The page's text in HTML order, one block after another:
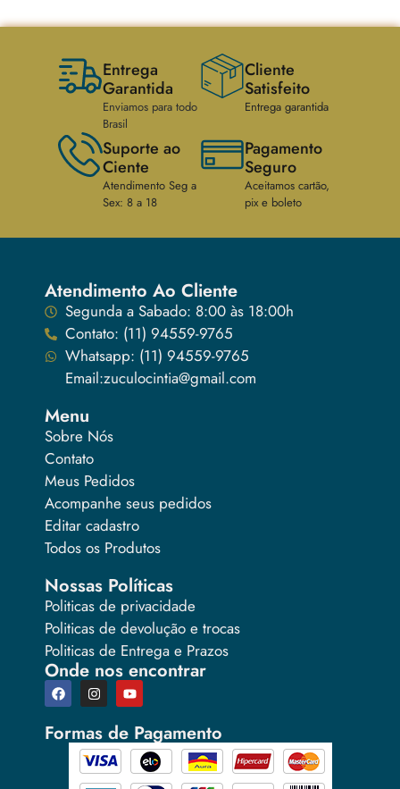
Entrega
Garantida
Enviamos para todo
Brasil
Cliente
Satisfeito
Entrega garantida
Suporte ao
Ciente
Atendimento Seg a
Sex: 8 a 18
Pagamento
Seguro
Aceitamos cartão,
pix e boleto
Atendimento Ao Cliente
Segunda a Sabado: 8:00 às 18:00h
Contato: (11) 94559-9765
Whatsapp: (11) 94559-9765
Email:zuculocintia@gmail.com
Menu
Sobre Nós
Contato
Meus Pedidos
Acompanhe seus pedidos
Editar cadastro
Todos os Produtos
Nossas Políticas
Politicas de privacidade
Politicas de devolução e trocas
Politicas de Entrega e Prazos
Onde nos encontrar
Formas de Pagamento